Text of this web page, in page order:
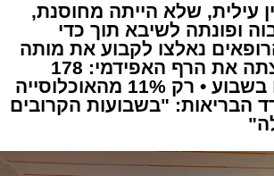
עילית, שלא הייתה מחוסנת,
ופונתה לשיבא תוך כדי
נאלצו לקבוע את מותה
• התחלואה חצתה את הרף האפידמי: 178
מקרים חדשים בשבוע • רק 11% מהאוכלוסייה
הבריאות: "בשבועות הקרובים